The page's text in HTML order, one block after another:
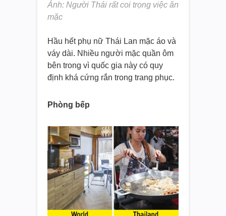
Ảnh: Người Thái rất coi trọng việc ăn
mặc
Hầu hết phụ nữ Thái Lan mặc áo và
váy dài. Nhiều người mặc quần ôm
bên trong vì quốc gia này có quy
định khá cứng rắn trong trang phục.
Phòng bếp